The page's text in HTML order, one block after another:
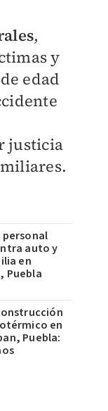
,
y
edad
justicia
personal
auto y
en
Puebla
en
Puebla: